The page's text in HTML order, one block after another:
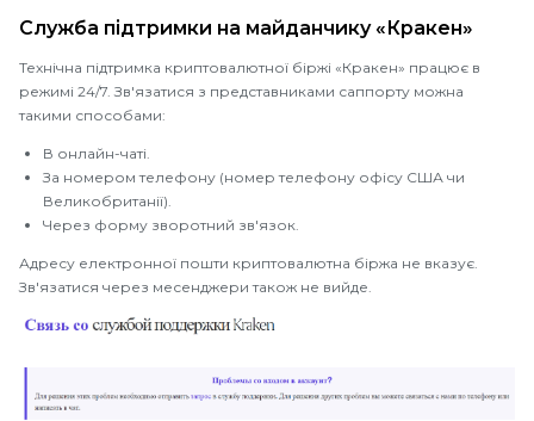
Служба підтримки на майданчику «Кракен»
Технічна підтримка криптовалютної біржі «Кракен» працює в
режимі 24/7. Зв'язатися з представниками саппорту можна
такими способами:
В онлайн-чаті.
За номером телефону (номер телефону офісу США чи
Великобританії).
Через форму зворотний зв'язок.
Адресу електронної пошти криптовалютна біржа не вказує.
Зв'язатися через месенджери також не вийде.